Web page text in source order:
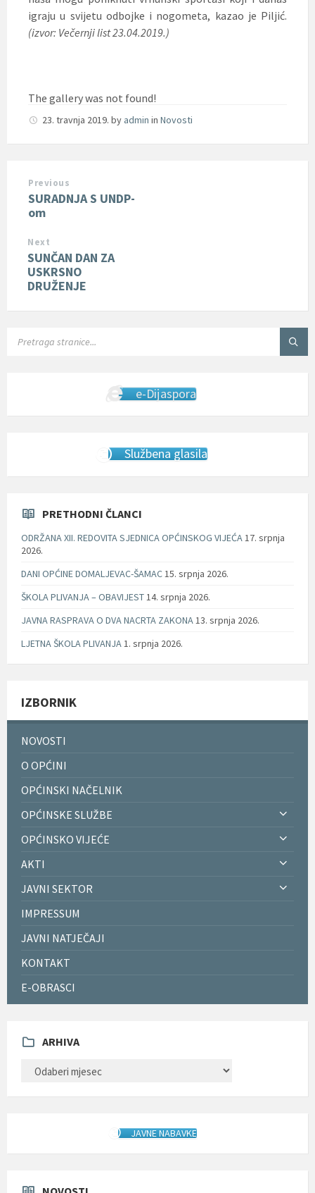
igraju u svijetu odbojke i nogometa, kazao je Piljić.
(izvor: Večernji list 23.04.2019.)
The gallery was not found!
23. travnja 2019. by admin in Novosti
Previous
SURADNJA S UNDP-
om
Next
SUNČAN DAN ZA
USKRSNO
DRUŽENJE
e-Dijaspora
Službena glasila
PRETHODNI ČLANCI
ODRŽANA XII. REDOVITA SJEDNICA OPĆINSKOG VIJEĆA17. srpnja
2026.
DANI OPĆINE DOMALJEVAC-ŠAMAC15. srpnja 2026.
ŠKOLA PLIVANJA – OBAVIJEST14. srpnja 2026.
JAVNA RASPRAVA O DVA NACRTA ZAKONA13. srpnja 2026.
LJETNA ŠKOLA PLIVANJA1. srpnja 2026.
IZBORNIK
NOVOSTI
O OPĆINI
OPĆINSKI NAČELNIK
OPĆINSKE SLUŽBE
OPĆINSKO VIJEĆE
AKTI
JAVNI SEKTOR
IMPRESSUM
JAVNI NATJEČAJI
KONTAKT
E-OBRASCI
ARHIVA
JAVNE NABAVKE